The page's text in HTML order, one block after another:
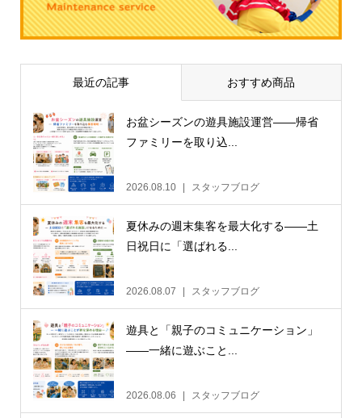
最近の記事 おすすめ商品
お盆シーズンの遊具施設運営——帰省
ファミリーを取り込...
2026.08.10 スタッフブログ
夏休みの週末集客を最大化する——土
日祝日に「選ばれる...
2026.08.07 スタッフブログ
遊具と「親子のコミュニケーション」
——一緒に遊ぶこと...
2026.08.06 スタッフブログ